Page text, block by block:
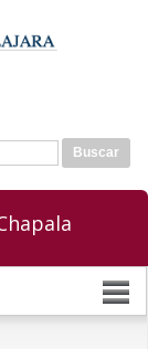
búsqueda